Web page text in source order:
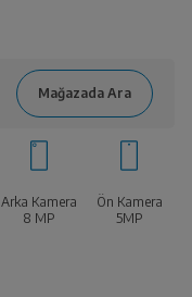
Arka Kamera
8 MP
Ön Kamera
5MP